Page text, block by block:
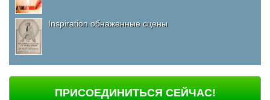
Inspiration обнаженные сцены
ПРИСОЕДИНИТЬСЯ СЕЙЧАС!